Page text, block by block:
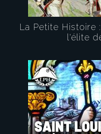
La Petite Histoire
l'élite